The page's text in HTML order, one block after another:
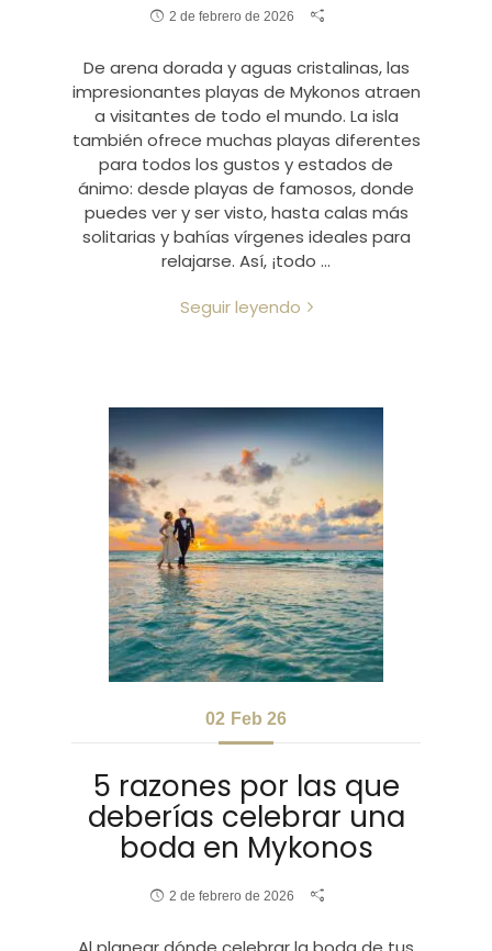
2 de febrero de 2026
De arena dorada y aguas cristalinas, las
impresionantes playas de Mykonos atraen
a visitantes de todo el mundo. La isla
también ofrece muchas playas diferentes
para todos los gustos y estados de
ánimo: desde playas de famosos, donde
puedes ver y ser visto, hasta calas más
solitarias y bahías vírgenes ideales para
relajarse. Así, ¡todo …
Seguir leyendo
02 Feb 26
5 razones por las que
deberías celebrar una
boda en Mykonos
2 de febrero de 2026